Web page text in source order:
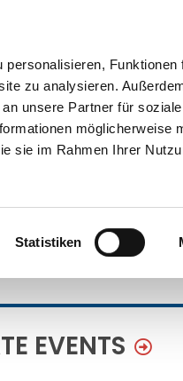
Funktionen
zu analysieren.
unsere Partner für
möglicherweise
sie im Rahmen Ihrer
Statistiken
EVENTS